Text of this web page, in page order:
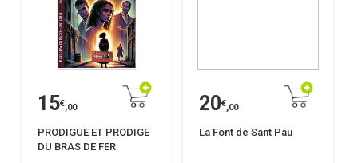
15€,00
PRODIGUE ET PRODIGE
DU BRAS DE FER
20€,00
La Font de Sant Pau